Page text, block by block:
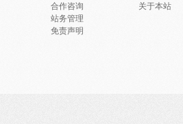
合作咨询
站务管理
免责声明
关于本站